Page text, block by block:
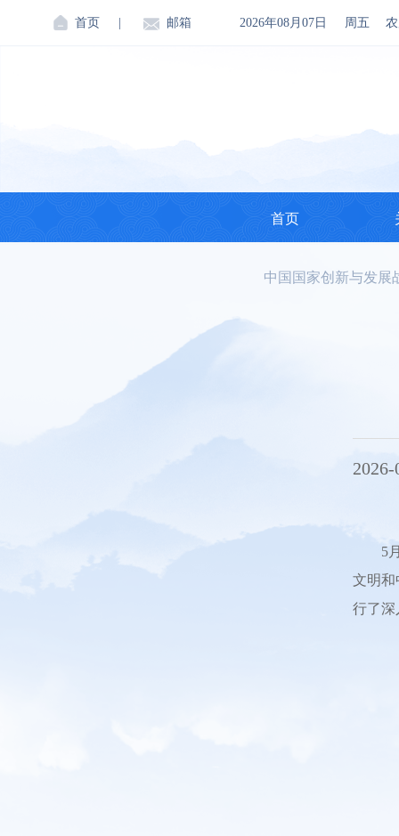
首页 邮箱 2026年08月07日 周五
首页
中国国家创新与发展
5
文明和
行了深